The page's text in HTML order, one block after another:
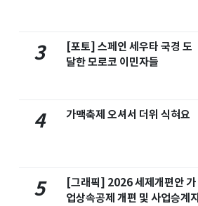
3
[포토] 스페인 세우타 국경 도
달한 모로코 이민자들
4 가맥축제 오셔서 더위 식혀요
5
[그래픽] 2026 세제개편안 가
업상속공제 개편 및 사업승계지